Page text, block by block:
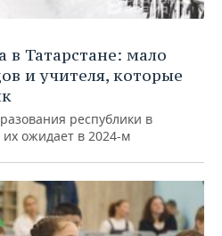
в Татарстане: мало
и учителя, которые
республики в
ожидает в 2024-м